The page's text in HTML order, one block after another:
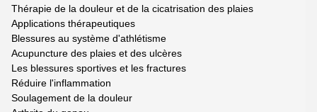
Thérapie de la douleur et de la cicatrisation des plaies
Applications thérapeutiques
Blessures au système d'athlétisme
Acupuncture des plaies et des ulcères
Les blessures sportives et les fractures
Réduire l'inflammation
Soulagement de la douleur